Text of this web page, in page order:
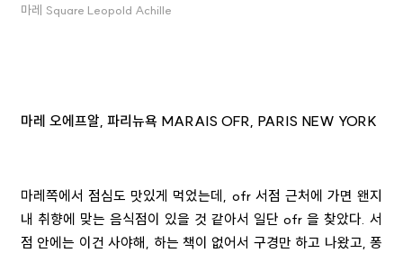
마레 Square Leopold Achille
마레 오에프알, 파리뉴욕 MARAIS OFR, PARIS NEW YORK
마레쪽에서 점심도 맛있게 먹었는데, ofr 서점 근처에 가면 왠지
내 취향에 맞는 음식점이 있을 것 같아서 일단 ofr 을 찾았다. 서
점 안에는 이건 사야해, 하는 책이 없어서 구경만 하고 나왔고, 퐁